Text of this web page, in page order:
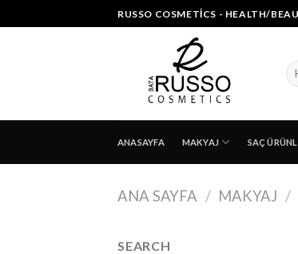
to
RUSSO COSMETICS - HEALTH/
ANASAYFA MAKYAJ SAÇ
ANA SAYFA / MAKYAJ /
SEARCH